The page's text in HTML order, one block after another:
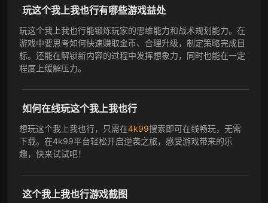
玩这个我上我也行有哪些游戏益处
玩这个我上我也行能锻炼玩家的思维能力和战术规划能力。在
游戏中要思考如何快速赚取金币、合理升级，制定策略完成目
标。还能在解锁新内容的过程中发挥想象力，同时也能在一定
程度上缓解压力。
如何在线玩这个我上我也行
想玩这个我上我也行，只需在4k99搜索即可在线畅玩，无需
下载。在4k99平台轻松开启逆袭之旅，感受游戏带来的乐
趣，快来试试吧！
这个我上我也行游戏截图